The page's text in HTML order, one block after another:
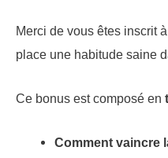
Merci de vous êtes inscrit
place une habitude saine
Ce bonus est composé en
Comment vaincre